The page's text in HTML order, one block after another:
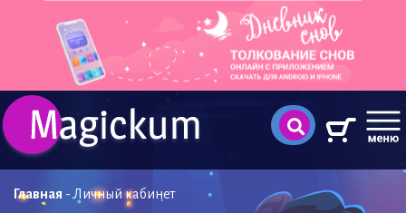
Главная -Личный кабинет